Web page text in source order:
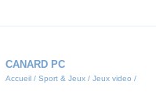
CANARD PC
Accueil / Sport & Jeux / Jeux video /